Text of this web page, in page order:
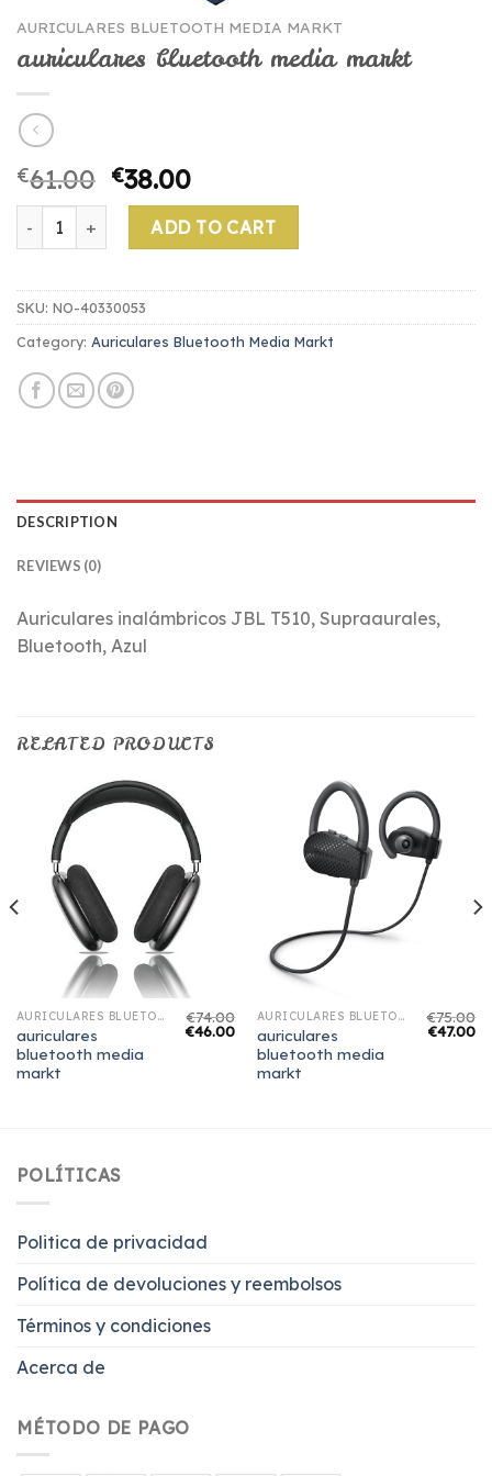
AURICULARES BLUETOOTH MEDIA MARKT
auriculares bluetooth media markt
€61.00 €38.00
auriculares bluetooth media markt quantity
ADD TO CART
SKU: NO-40330053
Category: Auriculares Bluetooth Media Markt
DESCRIPTION
REVIEWS (0)
Auriculares inalámbricos JBL T510, Supraaurales,
Bluetooth, Azul
RELATED PRODUCTS
AURICULARES BLUETOOTH MEDIA MARKT
auriculares
bluetooth media
markt
€74.00
€46.00
AURICULARES BLUETOOTH MEDIA MARKT
auriculares
bluetooth media
markt
€75.00
€47.00
POLÍTICAS
Politica de privacidad
Política de devoluciones y reembolsos
Términos y condiciones
Acerca de
MÉTODO DE PAGO